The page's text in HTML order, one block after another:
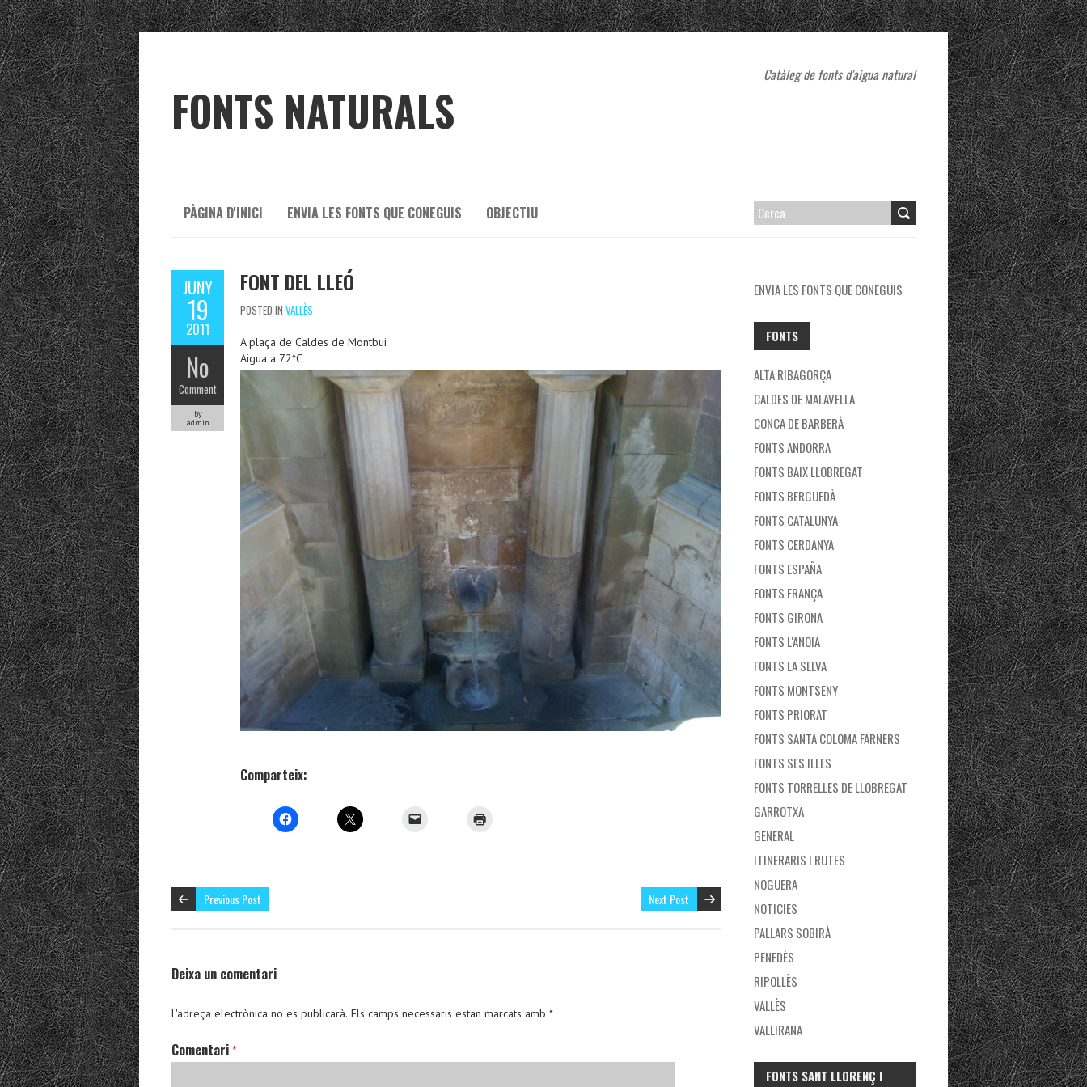
FONTS NATURALS
Catàleg de fonts d'aigua natural
PÀGINA D'INICI ENVIA LES FONTS QUE CONEGUIS OBJECTIU CERCA:
JUNY
19
2011
No
Comment
by
admin
FONT DEL LLEÓ
POSTED IN VALLÈS
A plaça de Caldes de Montbui
Aigua a 72*C
Comparteix:
Previous Post Next Post
Deixa un comentari
L'adreça electrònica no es publicarà. Els camps necessaris estan marcats amb *
Comentari *
ENVIA LES FONTS QUE CONEGUIS
FONTS
ALTA RIBAGORÇA
CALDES DE MALAVELLA
CONCA DE BARBERÀ
FONTS ANDORRA
FONTS BAIX LLOBREGAT
FONTS BERGUEDÀ
FONTS CATALUNYA
FONTS CERDANYA
FONTS ESPAÑA
FONTS FRANÇA
FONTS GIRONA
FONTS L'ANOIA
FONTS LA SELVA
FONTS MONTSENY
FONTS PRIORAT
FONTS SANTA COLOMA FARNERS
FONTS SES ILLES
FONTS TORRELLES DE LLOBREGAT
GARROTXA
GENERAL
ITINERARIS I RUTES
NOGUERA
NOTICIES
PALLARS SOBIRÀ
PENEDÈS
RIPOLLÈS
VALLÈS
VALLIRANA
FONTS SANT LLORENÇ I